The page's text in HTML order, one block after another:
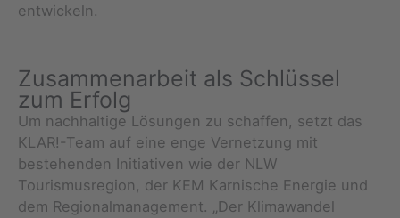
entwickeln.
Zusammenarbeit als Schlüssel
zum Erfolg
Um nachhaltige Lösungen zu schaffen, setzt das
KLAR!-Team auf eine enge Vernetzung mit
bestehenden Initiativen wie der NLW
Tourismusregion, der KEM Karnische Energie und
dem Regionalmanagement. „Der Klimawandel